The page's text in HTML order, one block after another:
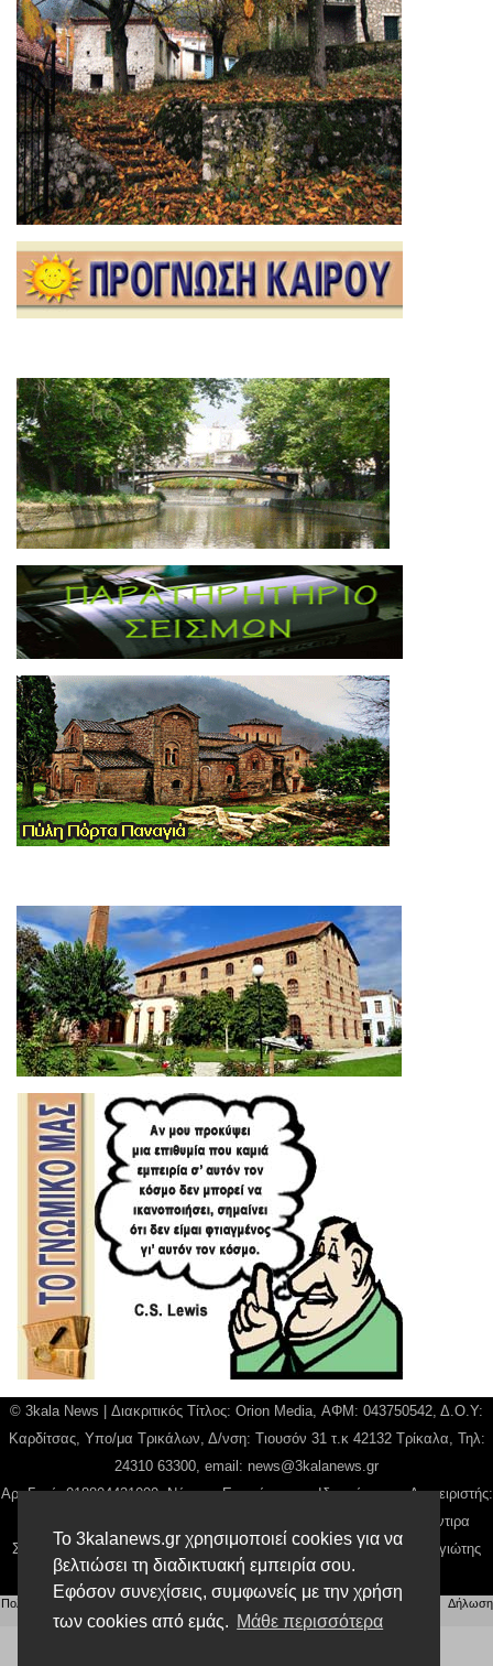
Το 3kalanews.gr χρησιμοποιεί cookies για να
βελτιώσει τη διαδικτυακή εμπειρία σου.
Εφόσον συνεχίσεις, συμφωνείς με την χρήση
των cookies από εμάς. Μάθε περισσότερα
© 3kala News | Διακριτικός Τίτλος: Orion Media, ΑΦΜ: 043750542, Δ.Ο.Υ:
Καρδίτσας, Υπο/μα Τρικάλων, Δ/νση: Τιουσόν 31 τ.κ 42132 Τρίκαλα, Τηλ:
24310 63300, email: news@3kalanews.gr
Αρ. Γεμή: 018804431000, Νόμιμος Εκπρόσωπος, Ιδιοκτήτης και Διαχειριστής:
Παναγιώτης Φιλίππου, Διευθύντρια: Γιαννουσά Βασιλική, Διευθύντιρα
Σύνταξης: Μπαλαμπάνη Βασιλική. Δικαιούχος domain name Παναγιώτης
Φιλίππου
Πολιτική απορρήτου Αίτηση Διαχείρισης Προσωπικών Δεδομένων |Όροι χρήσης
Δήλωση
Συμμόρφωσης